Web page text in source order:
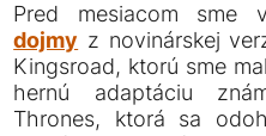
Pred mesiacom sme
dojmy z novinárskej
Kingsroad, ktorú sme
hernú adaptáciu
Thrones, ktorá sa